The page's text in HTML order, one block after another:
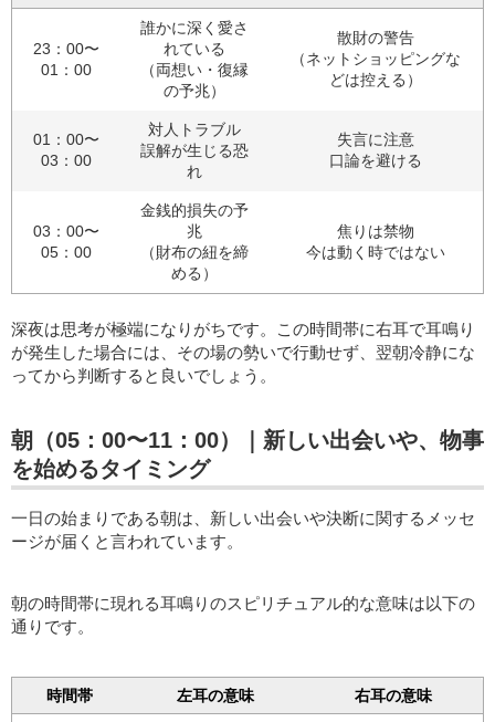
23：00〜
01：00
誰かに深く愛さ
れている
（両想い・復縁
の予兆）
散財の警告
（ネットショッピングな
どは控える）
01：00〜
03：00
対人トラブル
誤解が生じる恐
れ
失言に注意
口論を避ける
03：00〜
05：00
金銭的損失の予
兆
（財布の紐を締
める）
焦りは禁物
今は動く時ではない
深夜は思考が極端になりがちです。この時間帯に右耳で耳鳴り
が発生した場合には、その場の勢いで行動せず、翌朝冷静にな
ってから判断すると良いでしょう。
朝（05：00〜11：00）｜新しい出会いや、物事
を始めるタイミング
一日の始まりである朝は、新しい出会いや決断に関するメッセ
ージが届くと言われています。
朝の時間帯に現れる耳鳴りのスピリチュアル的な意味は以下の
通りです。
時間帯 左耳の意味 右耳の意味